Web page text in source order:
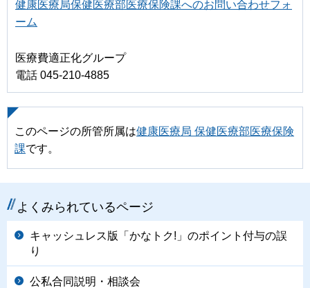
健康医療局保健医療部医療保険課へのお問い合わせフォ
ーム
医療費適正化グループ
電話 045-210-4885
このページの所管所属は健康医療局 保健医療部医療保険
課です。
よくみられているページ
キャッシュレス版「かなトク!」のポイント付与の誤
り
公私合同説明・相談会